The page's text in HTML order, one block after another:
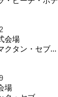
会場
クタン・セブ...
場